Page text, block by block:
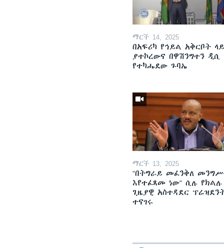
ማርች 14, 2025
በአፍሪካ የኅይል አቅርቦት
ያተኮረውና በዋሽንግተን ዲሲ
የተካሔደው ጉባኤ
ማርች 13, 2025
"በትግራይ መፈንቅለ
እየተፈጸመ ነው" ሲሉ የክልሉ
ጊዜያዊ አስተዳደር
ተናገሩ